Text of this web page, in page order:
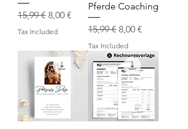
Regular Price
15,99 € Sale Price
8,00 €
Tax Included
Pferde Coaching
Regular Price
15,99 € Sale Price
8,00 €
Tax Included